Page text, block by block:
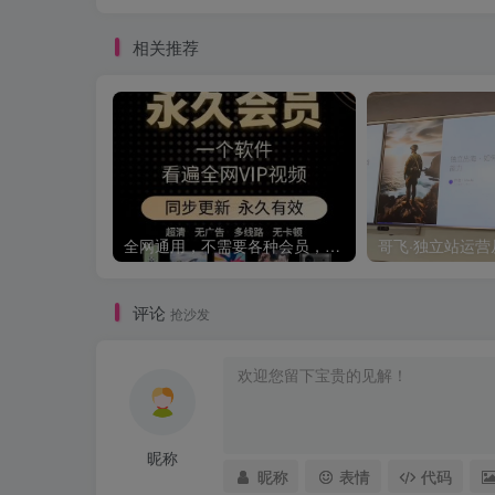
相关推荐
全网通用，不需要各种会员，再也不缺电影看！！
评论 抢沙发
昵称
昵称
表情 代码